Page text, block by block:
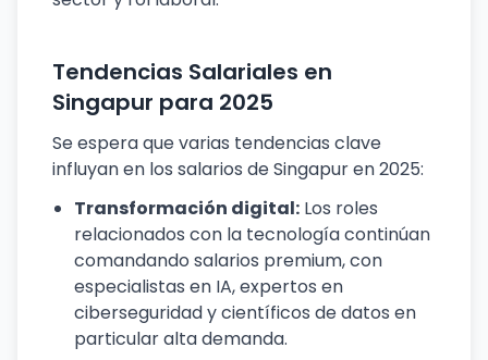
Tendencias Salariales en
Singapur para 2025
Se espera que varias tendencias clave
influyan en los salarios de Singapur en 2025:
Transformación digital: Los roles
relacionados con la tecnología continúan
comandando salarios premium, con
especialistas en IA, expertos en
ciberseguridad y científicos de datos en
particular alta demanda.